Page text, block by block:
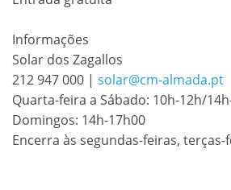
Informações
Solar dos Zagallos
212 947 000 | solar@cm-almada.pt
Quarta-feira a Sábado: 10h-12h/
Domingos: 14h-17h00
Encerra às segundas-feiras,